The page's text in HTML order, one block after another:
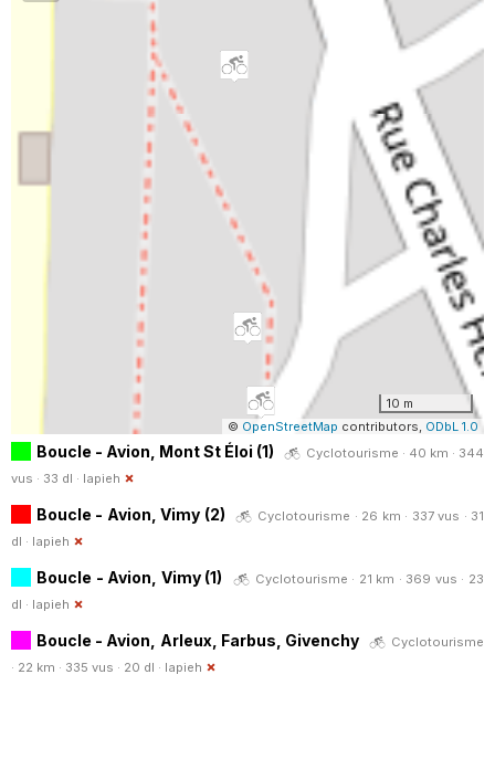
10 m
© OpenStreetMap contributors, ODbL 1.0
Boucle - Avion, Mont St Éloi (1)
Cyclotourisme · 40 km · 344
vus · 33 dl · lapieh
Boucle - Avion, Vimy (2)
Cyclotourisme · 26 km · 337 vus · 31
dl · lapieh
Boucle - Avion, Vimy (1)
Cyclotourisme · 21 km · 369 vus · 23
dl · lapieh
Boucle - Avion, Arleux, Farbus, Givenchy
Cyclotourisme
· 22 km · 335 vus · 20 dl · lapieh